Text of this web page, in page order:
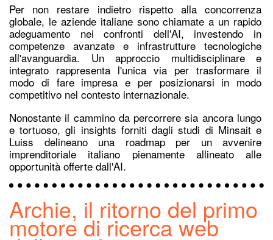
Per non restare indietro rispetto alla concorrenza
globale, le aziende italiane sono chiamate a un rapido
adeguamento nei confronti dell'AI, investendo in
competenze avanzate e infrastrutture tecnologiche
all'avanguardia. Un approccio multidisciplinare e
integrato rappresenta l'unica via per trasformare il
modo di fare impresa e per posizionarsi in modo
competitivo nel contesto internazionale.
Nonostante il cammino da percorrere sia ancora lungo
e tortuoso, gli insights forniti dagli studi di Minsait e
Luiss delineano una roadmap per un avvenire
imprenditoriale italiano pienamente allineato alle
opportunità offerte dall'AI.
Archie, il ritorno del primo
motore di ricerca web